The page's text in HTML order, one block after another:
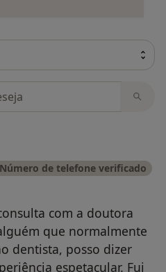
Número de telefone verificado
com a doutora
que normalmente
dentista, posso dizer
espetacular. Fui